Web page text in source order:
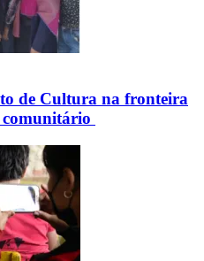
de Cultura na fronteira
comunitário